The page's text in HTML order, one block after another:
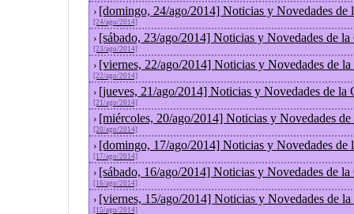
› [domingo, 24/ago/2014] Noticias y Novedades de
[24/ago/2014]
› [sábado, 23/ago/2014] Noticias y Novedades de
[23/ago/2014]
› [viernes, 22/ago/2014] Noticias y Novedades de
[22/ago/2014]
› [jueves, 21/ago/2014] Noticias y Novedades de la
[21/ago/2014]
› [miércoles, 20/ago/2014] Noticias y Novedades
[20/ago/2014]
› [domingo, 17/ago/2014] Noticias y Novedades de
[17/ago/2014]
› [sábado, 16/ago/2014] Noticias y Novedades de
[16/ago/2014]
› [viernes, 15/ago/2014] Noticias y Novedades de
[15/ago/2014]